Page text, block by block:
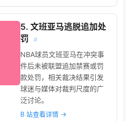
5. 文班亚马逃脱追加处
罚
#
NBA球员文班亚马在冲突事
件后未被联盟追加禁赛或罚
款处罚，相关裁决结果引发
球迷与媒体对裁判尺度的广
泛讨论。
B 站查看详情 →